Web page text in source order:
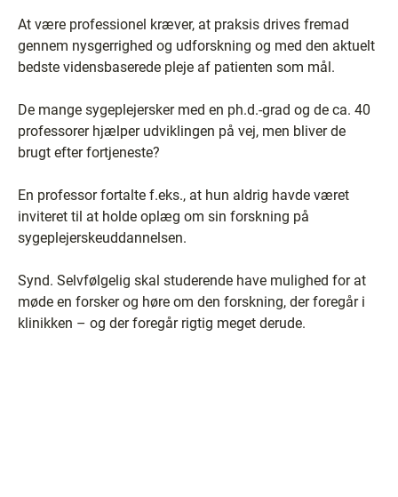
At være professionel kræver, at praksis drives fremad
gennem nysgerrighed og udforskning og med den aktuelt
bedste vidensbaserede pleje af patienten som mål.
De mange sygeplejersker med en ph.d.-grad og de ca. 40
professorer hjælper udviklingen på vej, men bliver de
brugt efter fortjeneste?
En professor fortalte f.eks., at hun aldrig havde været
inviteret til at holde oplæg om sin forskning på
sygeplejerskeuddannelsen.
Synd. Selvfølgelig skal studerende have mulighed for at
møde en forsker og høre om den forskning, der foregår i
klinikken – og der foregår rigtig meget derude.